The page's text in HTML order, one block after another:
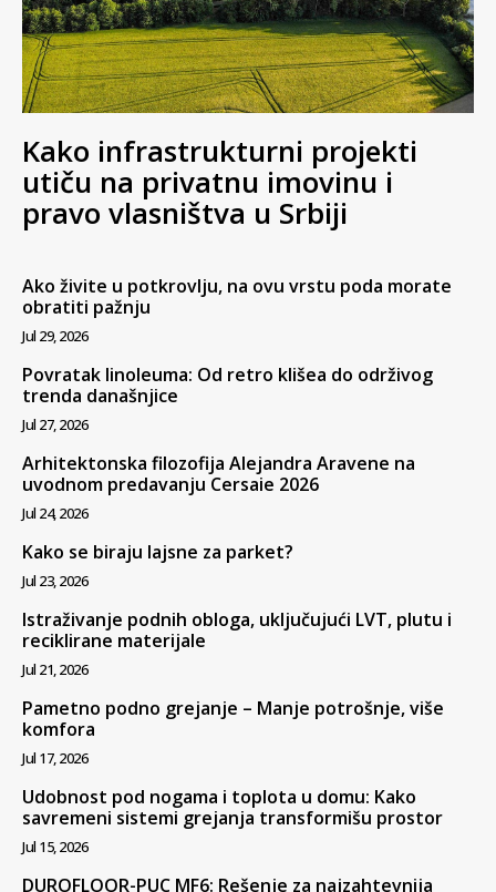
Kako infrastrukturni projekti
utiču na privatnu imovinu i
pravo vlasništva u Srbiji
Ako živite u potkrovlju, na ovu vrstu poda morate
obratiti pažnju
Jul 29, 2026
Povratak linoleuma: Od retro klišea do održivog
trenda današnjice
Jul 27, 2026
Arhitektonska filozofija Alejandra Aravene na
uvodnom predavanju Cersaie 2026
Jul 24, 2026
Kako se biraju lajsne za parket?
Jul 23, 2026
Istraživanje podnih obloga, uključujući LVT, plutu i
reciklirane materijale
Jul 21, 2026
Pametno podno grejanje – Manje potrošnje, više
komfora
Jul 17, 2026
Udobnost pod nogama i toplota u domu: Kako
savremeni sistemi grejanja transformišu prostor
Jul 15, 2026
DUROFLOOR-PUC MF6: Rešenje za najzahtevnija